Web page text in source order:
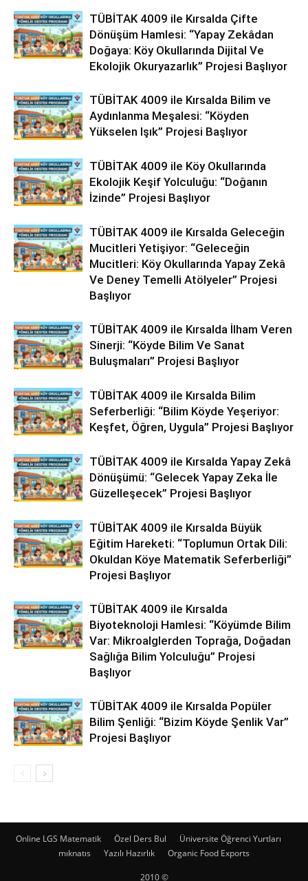
TÜBİTAK 4009 ile Kırsalda Çifte
Dönüşüm Hamlesi: “Yapay Zekâdan
Doğaya: Köy Okullarında Dijital Ve
Ekolojik Okuryazarlık” Projesi Başlıyor
TÜBİTAK 4009 ile Kırsalda Bilim ve
Aydınlanma Meşalesi: “Köyden
Yükselen Işık” Projesi Başlıyor
TÜBİTAK 4009 ile Köy Okullarında
Ekolojik Keşif Yolculuğu: “Doğanın
İzinde” Projesi Başlıyor
TÜBİTAK 4009 ile Kırsalda Geleceğin
Mucitleri Yetişiyor: “Geleceğin
Mucitleri: Köy Okullarında Yapay Zekâ
Ve Deney Temelli Atölyeler” Projesi
Başlıyor
TÜBİTAK 4009 ile Kırsalda İlham Veren
Sinerji: “Köyde Bilim Ve Sanat
Buluşmaları” Projesi Başlıyor
TÜBİTAK 4009 ile Kırsalda Bilim
Seferberliği: “Bilim Köyde Yeşeriyor:
Keşfet, Öğren, Uygula” Projesi Başlıyor
TÜBİTAK 4009 ile Kırsalda Yapay Zekâ
Dönüşümü: “Gelecek Yapay Zeka İle
Güzelleşecek” Projesi Başlıyor
TÜBİTAK 4009 ile Kırsalda Büyük
Eğitim Hareketi: “Toplumun Ortak Dili:
Okuldan Köye Matematik Seferberliği”
Projesi Başlıyor
TÜBİTAK 4009 ile Kırsalda
Biyoteknoloji Hamlesi: “Köyümde Bilim
Var: Mikroalglerden Toprağa, Doğadan
Sağlığa Bilim Yolculuğu” Projesi
Başlıyor
TÜBİTAK 4009 ile Kırsalda Popüler
Bilim Şenliği: “Bizim Köyde Şenlik Var”
Projesi Başlıyor
Online LGS Matematik Özel Ders Bul
Üniversite Öğrenci Yurtları
mıknatıs
Yazılı Hazırlık Organic Food Exports
2010 ©